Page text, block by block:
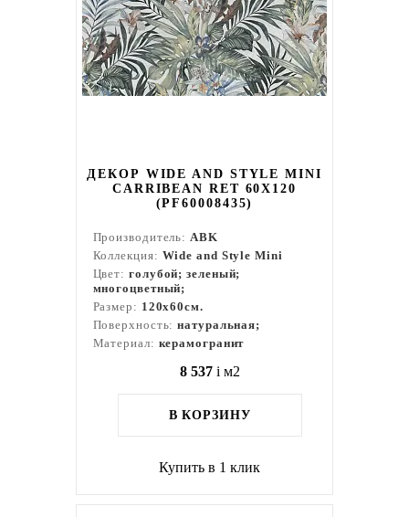
ДЕКОР WIDE AND STYLE MINI
CARRIBEAN RET 60X120
(PF60008435)
Производитель:ABK
Коллекция: Wide and Style Mini
Цвет: голубой; зеленый;
многоцветный;
Размер: 120x60см.
Поверхность:натуральная;
Материал: керамогранит
8 537 i м2
В КОРЗИНУ
Купить в 1 клик